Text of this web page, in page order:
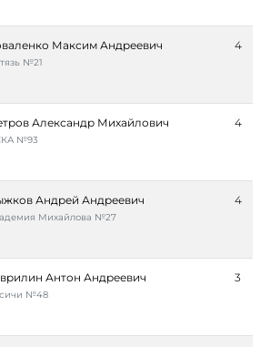
Максим Андреевич
№21
4
Александр Михайлович
№93
4
Андрей Андреевич
Михайлова №27
4
Антон Андреевич
№48
3